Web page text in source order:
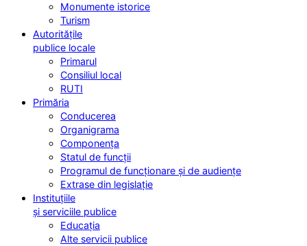
Monumente istorice
Turism
Autoritățile
publice locale
Primarul
Consiliul local
RUTI
Primăria
Conducerea
Organigrama
Componența
Statul de funcții
Programul de funcționare și de audiențe
Extrase din legislație
Instituțiile
și serviciile publice
Educația
Alte servicii publice